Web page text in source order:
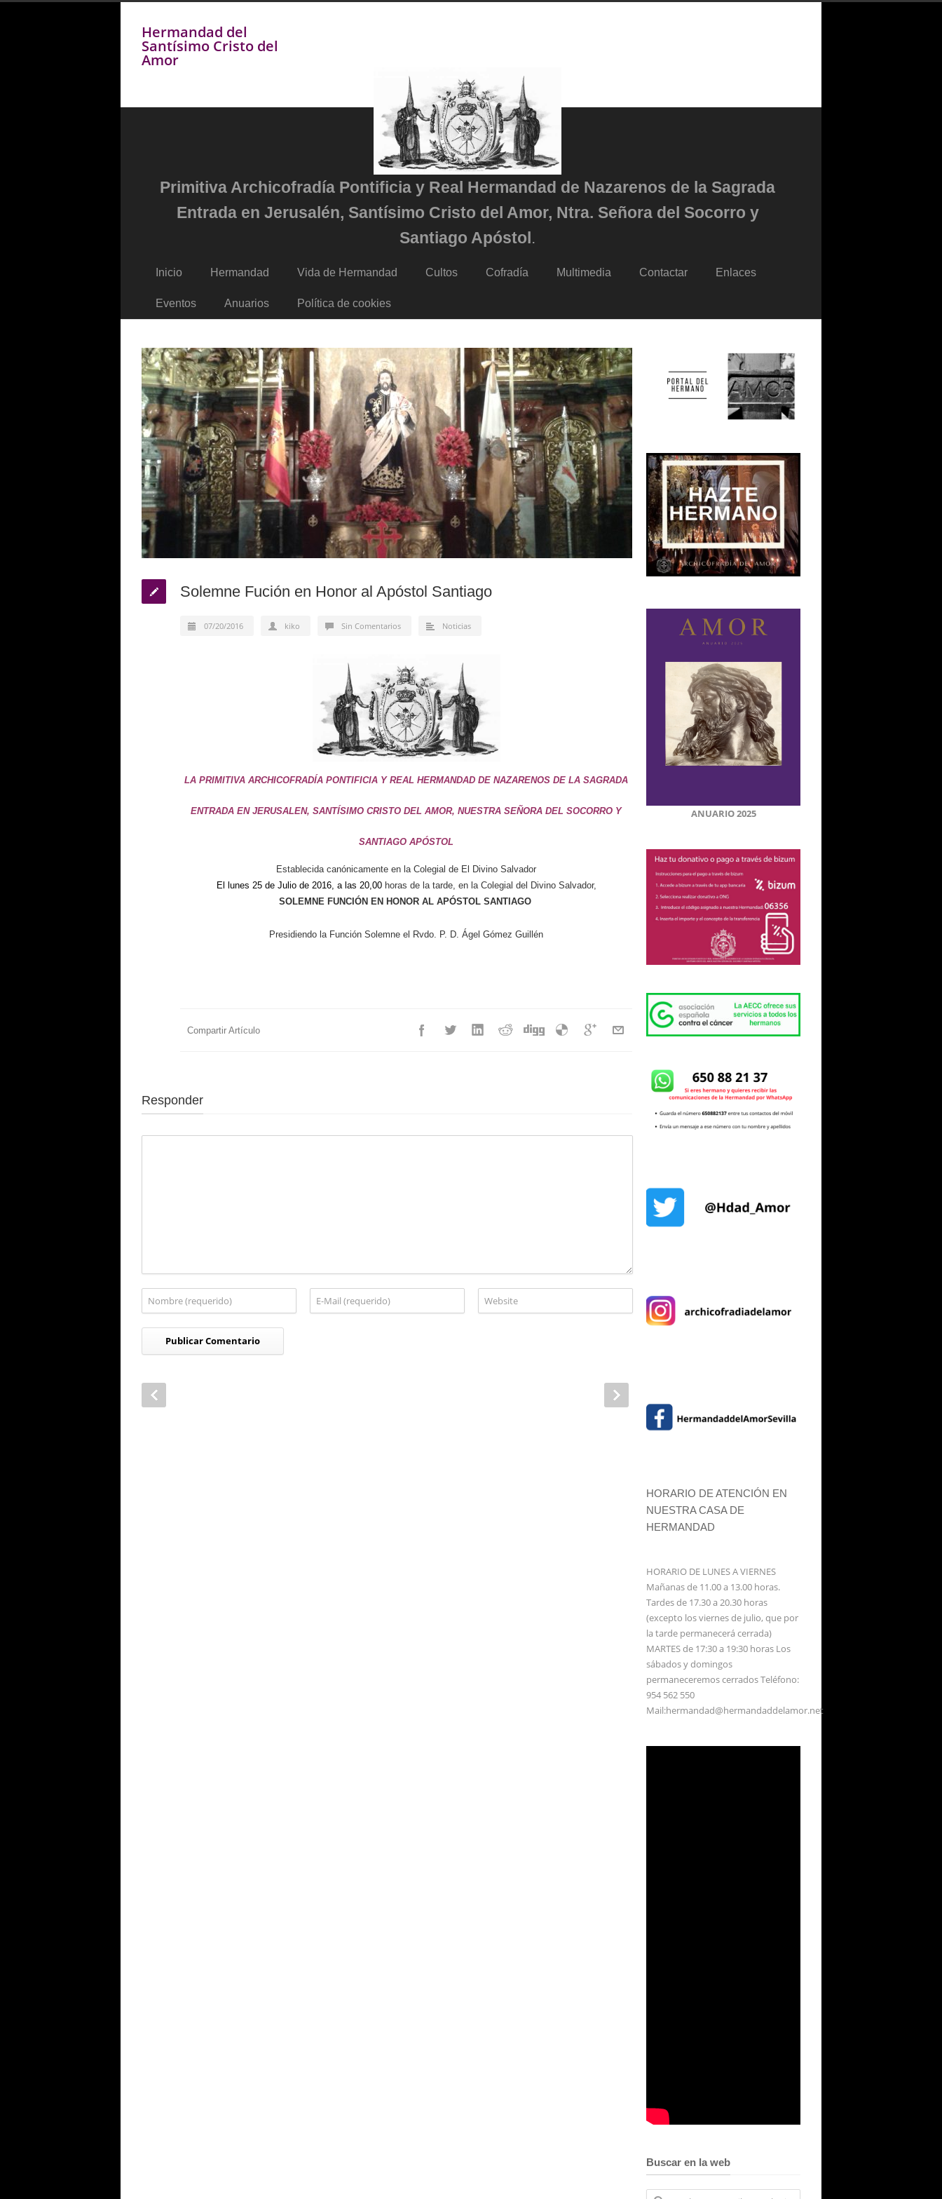
Hermandad del
Santísimo Cristo del
Amor
Primitiva Archicofradía Pontificia y Real Hermandad de Nazarenos de la Sagrada
Entrada en Jerusalén, Santísimo Cristo del Amor, Ntra. Señora del Socorro y
Santiago Apóstol.
Inicio Hermandad Vida de Hermandad Cultos Cofradía Multimedia Contactar Enlaces
Eventos Anuarios Política de cookies
Solemne Fución en Honor al Apóstol Santiago
07/20/2016 kiko Sin Comentarios Noticias
LA PRIMITIVA ARCHICOFRADÍA PONTIFICIA Y REAL HERMANDAD DE NAZARENOS DE LA SAGRADA
ENTRADA EN JERUSALEN, SANTÍSIMO CRISTO DEL AMOR, NUESTRA SEÑORA DEL SOCORRO Y
SANTIAGO APÓSTOL
Establecida canónicamente en la Colegial de El Divino Salvador
El lunes 25 de Julio de 2016, a las 20,00horas de la tarde, en la Colegial del Divino Salvador,
SOLEMNE FUNCIÓN EN HONOR AL APÓSTOL SANTIAGO
Presidiendo la Función Solemne el Rvdo. P. D. Ágel Gómez Guillén
Compartir Artículo
Responder
ANUARIO 2025
HORARIO DE ATENCIÓN EN
NUESTRA CASA DE
HERMANDAD
HORARIO DE LUNES A VIERNES
Mañanas de 11.00 a 13.00 horas.
Tardes de 17.30 a 20.30 horas
(excepto los viernes de julio, que por
la tarde permanecerá cerrada)
MARTES de 17:30 a 19:30 horas Los
sábados y domingos
permaneceremos cerrados Teléfono:
954 562 550
Mail:hermandad@hermandaddelamor.net
Buscar en la web